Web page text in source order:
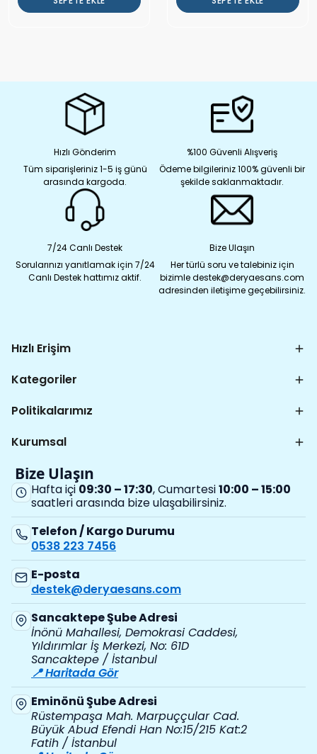
Hızlı Gönderim
Tüm siparişleriniz 1-5 iş günü
arasında kargoda.
%100 Güvenli Alışveriş
Ödeme bilgileriniz 100% güvenli bir
şekilde saklanmaktadır.
7/24 Canlı Destek
Sorularınızı yanıtlamak için 7/24
Canlı Destek hattımız aktif.
Bize Ulaşın
Her türlü soru ve talebiniz için
bizimle destek@deryaesans.com
adresinden iletişime geçebilirsiniz.
Hızlı Erişim
Kategoriler
Politikalarımız
Kurumsal
Bize Ulaşın
Hafta içi 09:30 – 17:30, Cumartesi10:00 – 15:00
saatleri arasında bize ulaşabilirsiniz.
Telefon / Kargo Durumu
0538 223 7456
E-posta
destek@deryaesans.com
Sancaktepe Şube Adresi
İnönü Mahallesi, Demokrasi Caddesi,
Yıldırımlar İş Merkezi, No: 61D
Sancaktepe / İstanbul
📍 Haritada Gör
Eminönü Şube Adresi
Rüstempaşa Mah. Marpuççular Cad.
Büyük Abud Efendi Han No:15/215 Kat:2
Fatih / İstanbul